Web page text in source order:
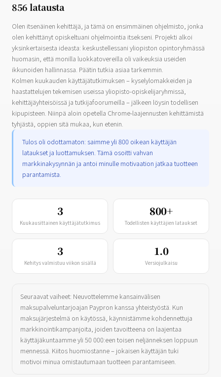
856 latausta
Olen itsenäinen kehittäjä, ja tämä on ensimmäinen ohjelmisto, jonka
olen kehittänyt opiskeltuani ohjelmointia itsekseni. Projekti alkoi
yksinkertaisesta ideasta: keskustellessani yliopiston opintoryhmässä
huomasin, että monilla luokkatovereilla oli vaikeuksia useiden
ikkunoiden hallinnassa. Päätin tutkia asiaa tarkemmin.
Kolmen kuukauden käyttäjätutkimuksen – kyselylomakkeiden ja
haastattelujen tekemisen useissa yliopisto-opiskelijaryhmissä,
kehittäjäyhteisöissä ja tutkijafoorumeilla – jälkeen löysin todellisen
kipupisteen. Niinpä aloin opetella Chrome-laajennusten kehittämistä
tyhjästä, oppien sitä mukaa, kun etenin.
Tulos oli odottamaton: saimme yli 800 oikean käyttäjän
lataukset ja luottamuksen. Tämä osoitti vahvan
markkinakysynnän ja antoi minulle motivaation jatkaa tuotteen
parantamista.
3
Kuukausittainen käyttäjätutkimus
800+
Todellisten käyttäjien lataukset
3
Kehitys valmistuu viikon sisällä
1.0
Versiojulkaisu
Seuraavat vaiheet: Neuvottelemme kansainvälisen
maksupalveluntarjoajan Paypron kanssa yhteistyöstä. Kun
maksujärjestelmä on käytössä, käynnistämme kohdennettuja
markkinointikampanjoita, joiden tavoitteena on laajentaa
käyttäjäkuntaamme yli 50 000:een toisen neljänneksen loppuun
mennessä. Kiitos huomiostanne – jokaisen käyttäjän tuki
motivoi minua omistautumaan tuotteen parantamiseen.